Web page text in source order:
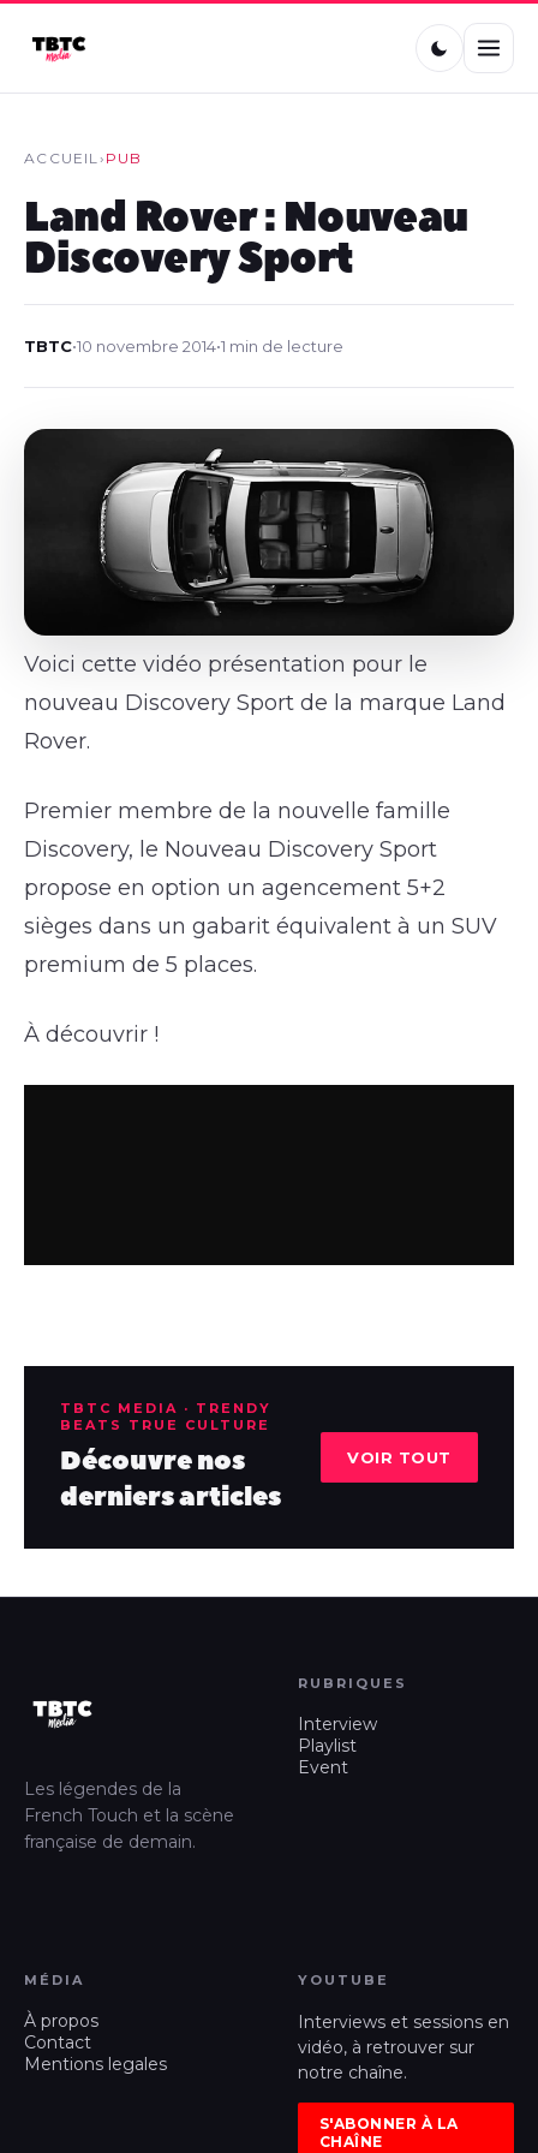
ACCUEIL› PUB
Land Rover : Nouveau
Discovery Sport
TBTC•10 novembre 2014•1 min de lecture
Voici cette vidéo présentation pour le
nouveau Discovery Sport de la marque Land
Rover.
Premier membre de la nouvelle famille
Discovery, le Nouveau Discovery Sport
propose en option un agencement 5+2
sièges dans un gabarit équivalent à un SUV
premium de 5 places.
À découvrir !
TBTC MEDIA · TRENDY
BEATS TRUE CULTURE
Découvre nos
derniers articles
VOIR TOUT
Les légendes de la
French Touch et la scène
française de demain.
RUBRIQUES
Interview
Playlist
Event
MÉDIA
À propos
Contact
Mentions legales
YOUTUBE
Interviews et sessions en
vidéo, à retrouver sur
notre chaîne.
S'ABONNER À LA
CHAÎNE